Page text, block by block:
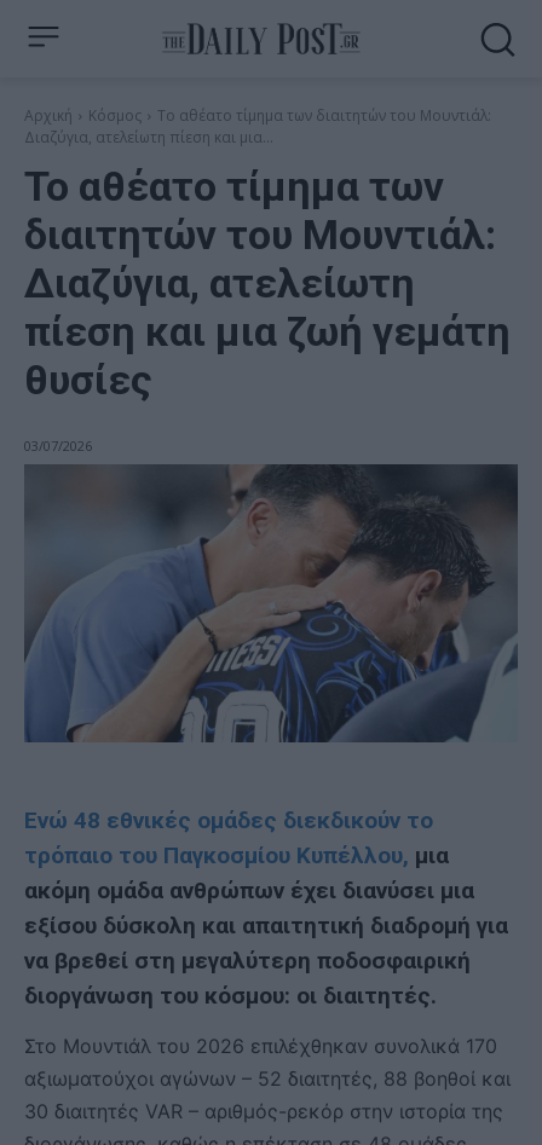
Αρχική Κόσμος
Το αθέατο τίμημα των διαιτητών του Μουντιάλ:
Διαζύγια, ατελείωτη πίεση και μια...
Το αθέατο τίμημα των
διαιτητών του Μουντιάλ:
Διαζύγια, ατελείωτη
πίεση και μια ζωή γεμάτη
θυσίες
03/07/2026
Ενώ 48 εθνικές ομάδες διεκδικούν το
τρόπαιο του Παγκοσμίου Κυπέλλου, μια
ακόμη ομάδα ανθρώπων έχει διανύσει μια
εξίσου δύσκολη και απαιτητική διαδρομή για
να βρεθεί στη μεγαλύτερη ποδοσφαιρική
διοργάνωση του κόσμου: οι διαιτητές.
Στο Μουντιάλ του 2026 επιλέχθηκαν συνολικά 170
αξιωματούχοι αγώνων – 52 διαιτητές, 88 βοηθοί και
30 διαιτητές VAR – αριθμός-ρεκόρ στην ιστορία της